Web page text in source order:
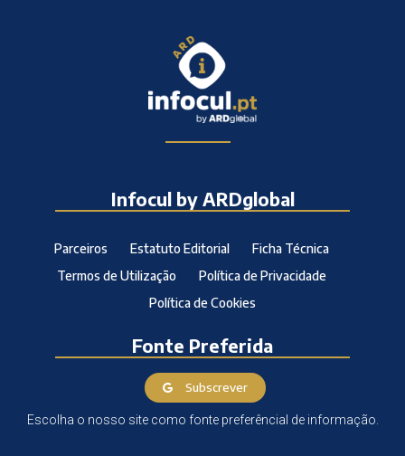
Infocul by ARDglobal
Parceiros Estatuto Editorial
Ficha Técnica
Termos de Utilização
Política de Privacidade
Política de Cookies
Fonte Preferida
Subscrever
Escolha o nosso site como fonte preferêncial de informação.